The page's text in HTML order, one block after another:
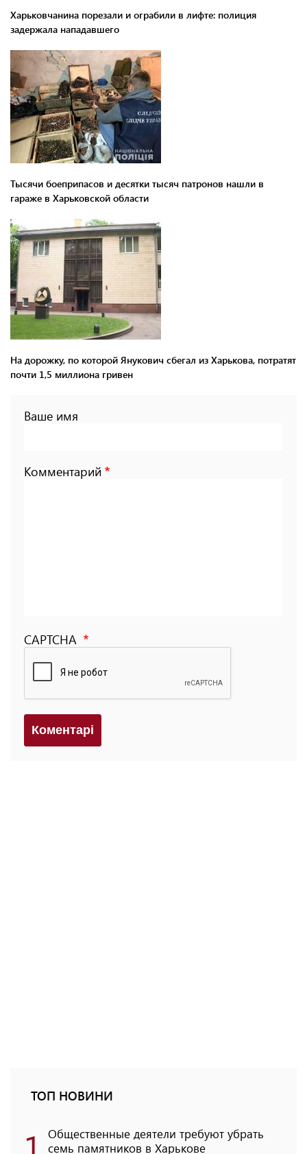
Харьковчанина порезали и ограбили в лифте: полиция
задержала нападавшего
Тысячи боеприпасов и десятки тысяч патронов нашли в
гараже в Харьковской области
На дорожку, по которой Янукович сбегал из Харькова, потратят
почти 1,5 миллиона гривен
Ваше имя
Комментарий
CAPTCHA
Коментарi
ТОП НОВИНИ
Общественные деятели требуют убрать
семь памятников в Харькове